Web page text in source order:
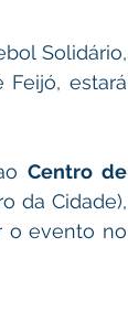
Solidário,
estará
Centro de
da Cidade),
o evento no